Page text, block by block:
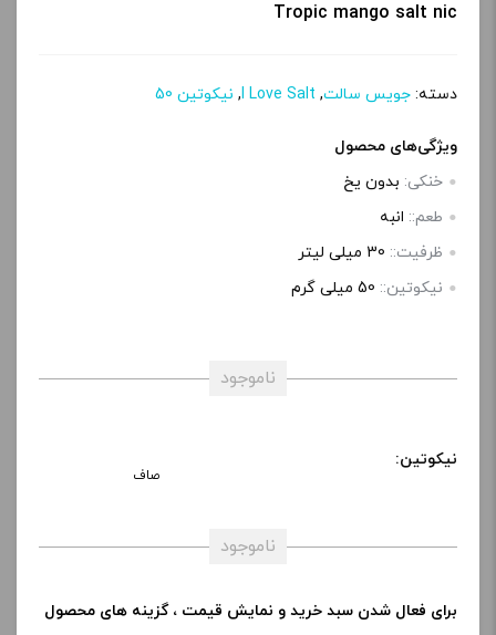
Tropic mango salt nic
دسته: جویس سالت,
I Love Salt
, نیکوتین 50
ویژگی‌های محصول
خنکی: بدون یخ
طعم:: انبه
ظرفیت:: 30 میلی‌ لیتر
نیکوتین:: 50 میلی گرم
ناموجود
نیکوتین:
صاف
ناموجود
برای فعال شدن سبد خرید و نمایش قیمت ، گزینه های محصول